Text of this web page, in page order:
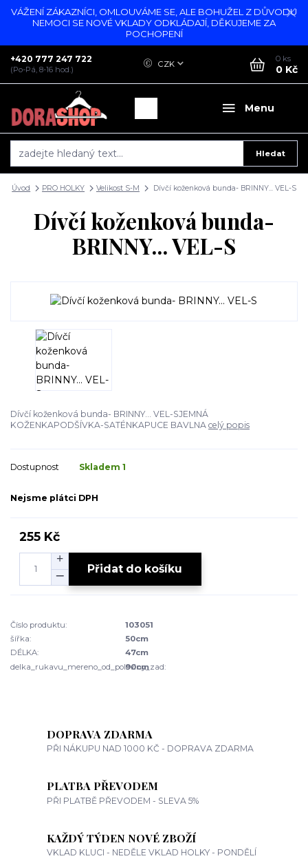
VÁŽENÍ ZÁKAZNÍCI, OMLOUVÁME SE, ALE BOHUŽEL Z DŮVODU
NEMOCI SE NOVÉ VKLADY ODKLÁDAJÍ, DĚKUJEME ZA
POCHOPENÍ
Menu
CZK
Hledat
+420 777 247 722
(Po-Pá, 8-16 hod.)
0 ks
0 Kč
Úvod PRO HOLKY Velikost S-M Dívčí koženková bunda- BRINNY... VEL-S
Dívčí koženková bunda-
BRINNY... VEL-S
Dívčí koženková bunda- BRINNY... VEL-SJEMNÁ
KOŽENKAPODŠÍVKA-SATÉNKAPUCE BAVLNA celý popis
Dostupnost Skladem 1
Nejsme plátci DPH
255 Kč
Přidat do košíku
Číslo produktu:
103051
šířka:
50cm
DÉLKA:
47cm
delka_rukavu_mereno_od_poloviny_zad:
90cm
DOPRAVA ZDARMA
PŘI NÁKUPU NAD 1000 KČ - DOPRAVA ZDARMA
PLATBA PŘEVODEM
PŘI PLATBĚ PŘEVODEM - SLEVA 5%
KAŽDÝ TÝDEN NOVÉ ZBOŽÍ
VKLAD KLUCI - NEDĚLE VKLAD HOLKY - PONDĚLÍ